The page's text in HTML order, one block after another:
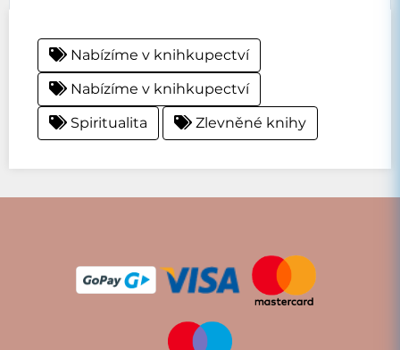
Nabízíme v knihkupectví
Nabízíme v knihkupectví
Spiritualita
Zlevněné knihy